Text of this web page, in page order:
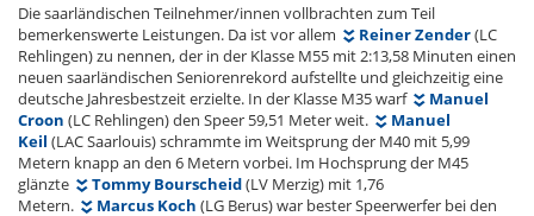
Die saarländischen Teilnehmer/innen vollbrachten zum Teil
bemerkenswerte Leistungen. Da ist vor allem
Reiner Zender(LC
Rehlingen) zu nennen, der in der Klasse M55 mit 2:13,58 Minuten einen
neuen saarländischen Seniorenrekord aufstellte und gleichzeitig eine
deutsche Jahresbestzeit erzielte. In der Klasse M35 warf
Manuel
Croon (LC Rehlingen) den Speer 59,51 Meter weit.
Manuel
Keil (LAC Saarlouis) schrammte im Weitsprung der M40 mit 5,99
Metern knapp an den 6 Metern vorbei. Im Hochsprung der M45
glänzte
Tommy Bourscheid(LV Merzig) mit 1,76
Metern.
Marcus Koch (LG Berus) war bester Speerwerfer bei den